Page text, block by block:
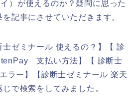
）が使えるのか？疑問に思った
記事にさせていただきます。
士ゼミナール 使えるの？】【 診
支払い方法】【 診断士
ラー】【診断士ゼミナール 楽天
で検索をしてみました。